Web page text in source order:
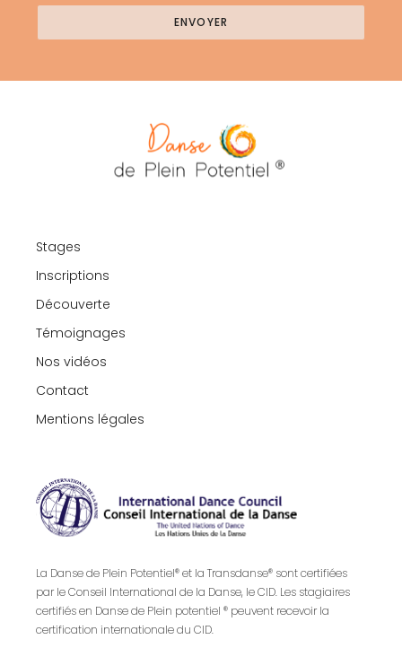
ENVOYER
Stages
Inscriptions
Découverte
Témoignages
Nos vidéos
Contact
Mentions légales
La Danse de Plein Potentiel® et la Transdanse® sont certifiées
par le Conseil International de la Danse, le CID. Les stagiaires
certifiés en Danse de Plein potentiel ® peuvent recevoir la
certification internationale du CID.